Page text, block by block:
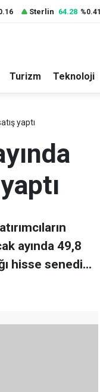
Sterlin 64.28 %0.41
Turizm Teknoloji
yaptı
ayında 49,8
hisse senedi...